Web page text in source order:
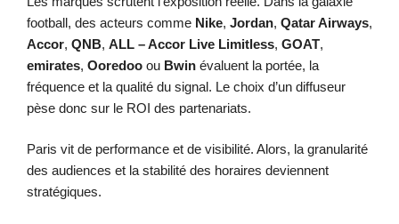
football, des acteurs comme Nike, Jordan, Qatar Airways,
Accor, QNB, ALL – Accor Live Limitless, GOAT,
emirates, Ooredoo ou Bwin évaluent la portée, la
fréquence et la qualité du signal. Le choix d’un diffuseur
pèse donc sur le ROI des partenariats.
Paris vit de performance et de visibilité. Alors, la granularité
des audiences et la stabilité des horaires deviennent
stratégiques.